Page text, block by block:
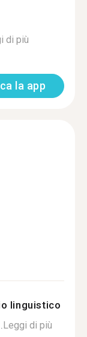
di più
la app
linguistico
Leggi di più